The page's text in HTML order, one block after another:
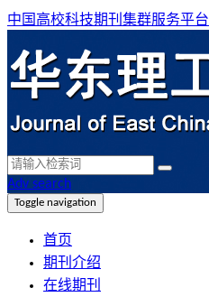
中国高校科技期刊集群服务平台
Adv search
Toggle navigation
首页
期刊介绍
在线期刊